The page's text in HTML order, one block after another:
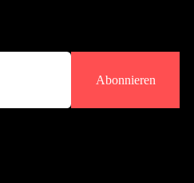
Abonnieren